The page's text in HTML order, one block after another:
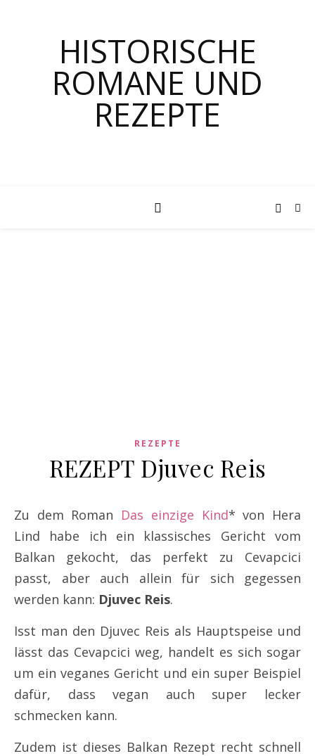
HISTORISCHE
ROMANE UND
REZEPTE
REZEPTE
REZEPT Djuvec Reis
Zu dem Roman Das einzige Kind* von Hera
Lind habe ich ein klassisches Gericht vom
Balkan gekocht, das perfekt zu Cevapcici
passt, aber auch allein für sich gegessen
werden kann: Djuvec Reis.
Isst man den Djuvec Reis als Hauptspeise und
lässt das Cevapcici weg, handelt es sich sogar
um ein veganes Gericht und ein super Beispiel
dafür, dass vegan auch super lecker
schmecken kann.
Zudem ist dieses Balkan Rezept recht schnell